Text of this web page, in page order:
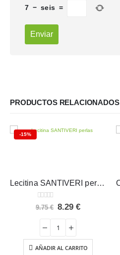
7 − seis =
PRODUCTOS RELACIONADOS
-15%
Lecitina SANTIVERI perlas
0 out of 5
9.75€ El
era:
9.75 €.
8.29€El
8.29 €.
AÑADIR AL CARRITO